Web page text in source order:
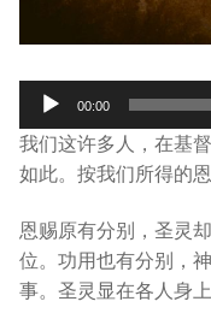
宣教事工
关于我们
Audio
Player
00:00
我们这许多人，在基
如此。按我们所得的
恩赐原有分别，圣灵
位。功用也有分别，
事。圣灵显在各人身